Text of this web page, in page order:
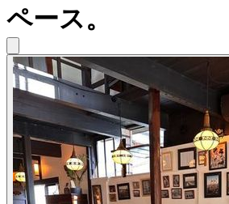
ペース。